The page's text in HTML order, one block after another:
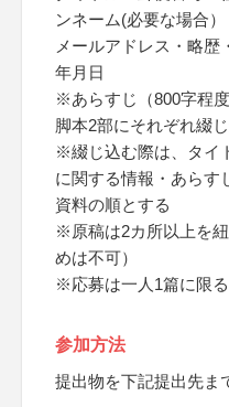
ンネーム(必要な場合
メールアドレス・略歴
年月日
※あらすじ（800字程
脚本2部にそれぞれ綴
※綴じ込む際は、タイ
に関する情報・あらす
資料の順とする
※原稿は2カ所以上を
めは不可）
※応募は一人1篇に限る
参加方法
提出物を下記提出先ま